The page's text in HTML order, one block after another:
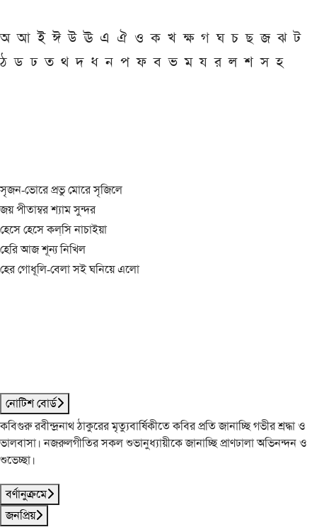
অ আ ই ঈ উ ঊ এ ঐ ও ক খ ক্ষ গ ঘ চ ছ জ ঝ ট
ঠ ড ঢ ত থ দ ধ ন প ফ ব ভ ম য র ল শ স হ
সৃজন-ভোরে প্রভু মোরে সৃজিলে
জয় পীতাম্বর শ্যাম সুন্দর
হেসে হেসে কল্‌সি নাচাইয়া
হেরি আজ শূন্য নিখিল
হের গোধূলি-বেলা সই ঘনিয়ে এলো
নোটিশ বোর্ড
কবিগুরু রবীন্দ্রনাথ ঠাকুরের মৃত্যুবার্ষিকীতে কবির প্রতি জানাচ্ছি গভীর শ্রদ্ধা ও
ভালবাসা। নজরুলগীতির সকল শুভানুধ্যায়ীকে জানাচ্ছি প্রাণঢালা অভিনন্দন ও
শুভেচ্ছা।
বর্ণানুক্রমে
জনপ্রিয়